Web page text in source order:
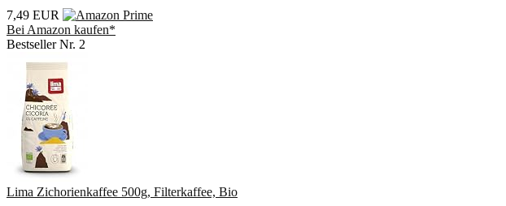
7,49 EUR
Bei Amazon kaufen*
Bestseller Nr. 2
Lima Zichorienkaffee 500g, Filterkaffee, Bio